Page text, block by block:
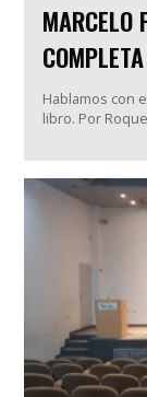
MARCELO
Hablamos con
libro. Por